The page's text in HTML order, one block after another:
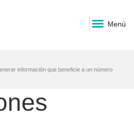
Menú
información que beneficie a un número